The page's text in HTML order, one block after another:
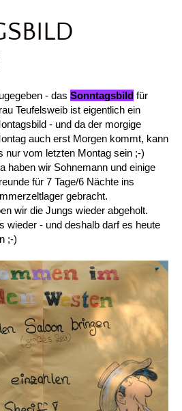
- das Sonntagsbild für
Teufelsweib ist eigentlich ein
- und da der morgige
auch erst Morgen kommt, kann
nur vom letzten Montag sein ;-)
haben wir Sohnemann und einige
für 7 Tage/6 Nächte ins
gebracht.
wir die Jungs wieder abgeholt.
wieder - und deshalb darf es heute
;-)